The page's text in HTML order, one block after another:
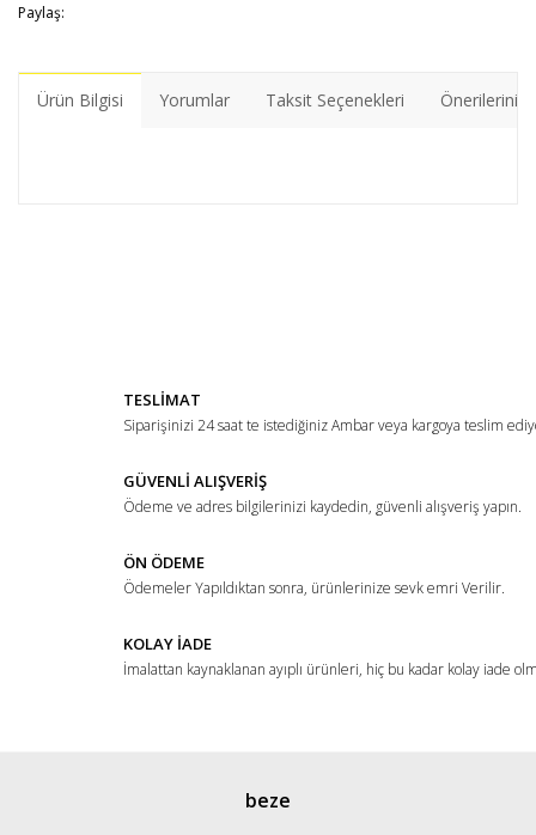
Paylaş:
Ürün Bilgisi Yorumlar Taksit Seçenekleri Önerileriniz
Ürün açıklamasında eksik bilgiler bulunuyor.
Ürün fiyatı diğer sitelerden daha pahalı.
Bu ürüne benzer farklı alternatifler olmalı.
Gönder
TESLİMAT
Siparişinizi 24 saat te istediğiniz Ambar veya kargoya teslim
GÜVENLİ ALIŞVERİŞ
Ödeme ve adres bilgilerinizi kaydedin, güvenli alışveriş yapın.
ÖN ÖDEME
Ödemeler Yapıldıktan sonra, ürünlerinize sevk emri Verilir.
KOLAY İADE
İmalattan kaynaklanan ayıplı ürünleri, hiç bu kadar kolay iade
beze